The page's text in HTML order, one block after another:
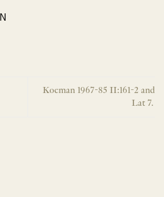
Koeman 1967-85 II:161-2 and
Lat 7.